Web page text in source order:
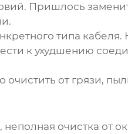
Пришлось
типа
к ухудшению
от грязи,
очистка от